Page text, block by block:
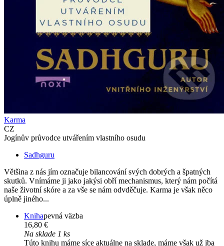
Karma
CZ
Jogínův průvodce utvářením vlastního osudu
Sadhguru
Většina z nás jím označuje bilancování svých dobrých a špatných
skutků. Vnímáme ji jako jakýsi obří mechanismus, který nám počítá
naše životní skóre a za vše se nám odvděčuje. Karma je však něco
úplně jiného...
Knihapevná väzba
16,80 €
Na sklade 1 ks
Túto knihu máme síce aktuálne na sklade, máme však už iba